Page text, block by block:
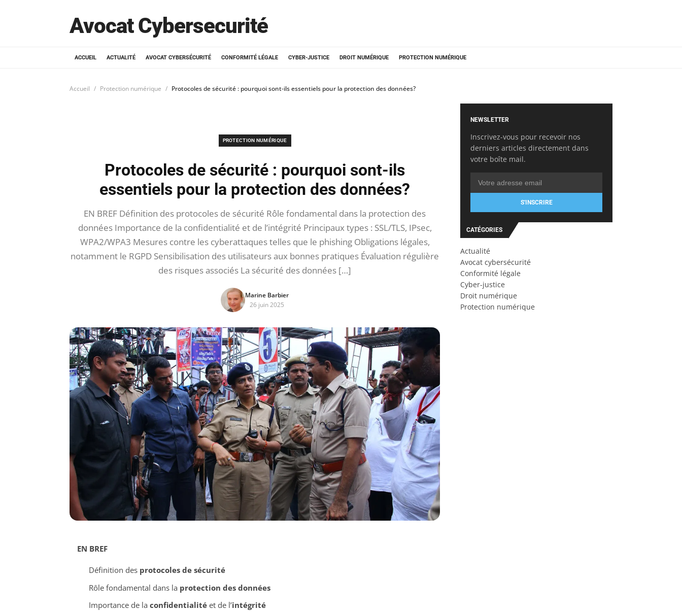
Avocat Cybersecurité
ACCUEIL ACTUALITÉ AVOCAT CYBERSÉCURITÉ CONFORMITÉ LÉGALE CYBER-JUSTICE DROIT NUMÉRIQUE PROTECTION NUMÉRIQUE
Accueil Protection numérique Protocoles de sécurité : pourquoi sont-ils essentiels pour la protection des données?
PROTECTION NUMÉRIQUE
Protocoles de sécurité : pourquoi sont-ils
essentiels pour la protection des données?
EN BREF Définition des protocoles de sécurité Rôle fondamental dans la protection des
données Importance de la confidentialité et de l’intégrité Principaux types : SSL/TLS, IPsec,
WPA2/WPA3 Mesures contre les cyberattaques telles que le phishing Obligations légales,
notamment le RGPD Sensibilisation des utilisateurs aux bonnes pratiques Évaluation régulière
des risques associés La sécurité des données […]
Marine Barbier
26 juin 2025
EN BREF
Définition des protocoles de sécurité
Rôle fondamental dans la protection des données
Importance de la confidentialitéet de l’intégrité
NEWSLETTER
Inscrivez-vous pour recevoir nos
derniers articles directement dans
votre boîte mail.
S'INSCRIRE
CATÉGORIES
Actualité
Avocat cybersécurité
Conformité légale
Cyber-justice
Droit numérique
Protection numérique